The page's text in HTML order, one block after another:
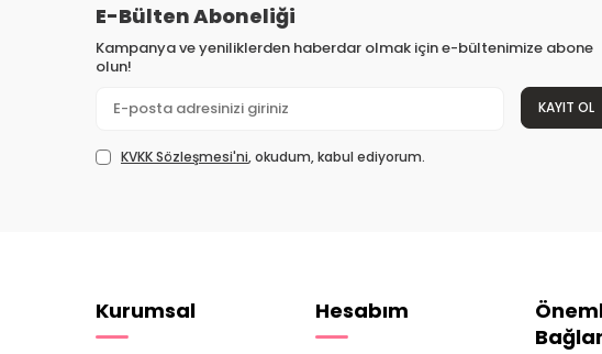
E-Bülten Aboneliği
Kampanya ve yeniliklerden haberdar olmak için e-bültenimize abone
olun!
KAYIT OL
KVKK Sözleşmesi'ni, okudum, kabul ediyorum.
Kurumsal Hesabım